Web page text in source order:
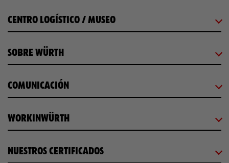
CENTRO LOGÍSTICO / MUSEO
SOBRE WÜRTH
COMUNICACIÓN
WORKINWÜRTH
NUESTROS CERTIFICADOS